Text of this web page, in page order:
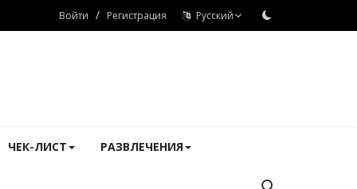
Войти / Регистрация Русский
ЧЕК-ЛИСТ РАЗВЛЕЧЕНИЯ